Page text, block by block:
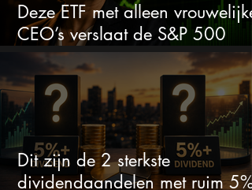
Deze ETF met alleen vrouwelijke
CEO’s verslaat de S&P 500
keihard
Dit zijn de 2 sterkste
dividendaandelen met ruim 5%